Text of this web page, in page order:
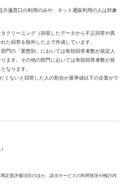
方箋窓口の利用のみや、ネット通販利用の人は対象
クリーニング（回収したデータから不正回答や異
た回答を除外した上で作成しています。
門の「業態別」においては有効回答者数が規定人
ます。その他の部門においては有効回答者数が規
なります。
ないと回答した人の割合が基準値以下の企業がラ
足度評価項目のほか、該当サービスの利用状況や検討内